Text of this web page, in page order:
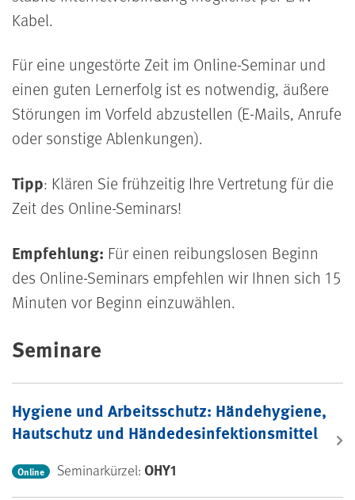
Kabel.
Für eine ungestörte Zeit im Online-Seminar und
einen guten Lernerfolg ist es notwendig, äußere
Störungen im Vorfeld abzustellen (E-Mails, Anrufe
oder sonstige Ablenkungen).
Tipp: Klären Sie frühzeitig Ihre Vertretung für die
Zeit des Online-Seminars!
Empfehlung: Für einen reibungslosen Beginn
des Online-Seminars empfehlen wir Ihnen sich 15
Minuten vor Beginn einzuwählen.
Seminare
Hygiene und Arbeitsschutz: Händehygiene,
Hautschutz und Händedesinfektionsmittel
Online Seminarkürzel:OHY1